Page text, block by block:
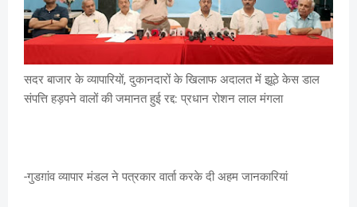
सदर बाजार के व्यापारियों, दुकानदारों के खिलाफ अदालत में झूठे केस डाल
संपत्ति हड़पने वालों की जमानत हुई रद्द: प्रधान रोशन लाल मंगला
-गुडग़ांव व्यापार मंडल ने पत्रकार वार्ता करके दी अहम जानकारियां